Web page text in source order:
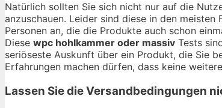
Natürlich sollten Sie sich nicht nur auf die
anzuschauen. Leider sind diese in den meisten
Personen an, die die Produkte auch schon
Diese wpc hohlkammer oder massiv Tests
seriöseste Auskunft über ein Produkt, die Sie
Erfahrungen machen dürfen, dass keine
Lassen Sie die Versandbedingungen